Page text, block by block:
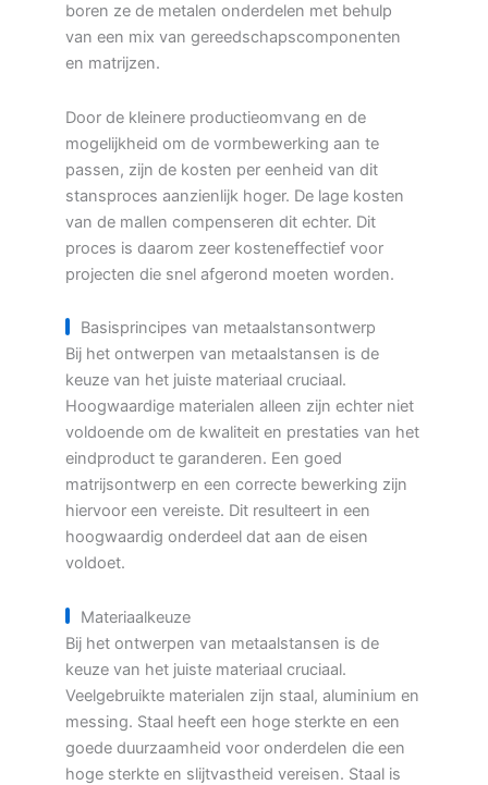
boren ze de metalen onderdelen met behulp
van een mix van gereedschapscomponenten
en matrijzen.
Door de kleinere productieomvang en de
mogelijkheid om de vormbewerking aan te
passen, zijn de kosten per eenheid van dit
stansproces aanzienlijk hoger. De lage kosten
van de mallen compenseren dit echter. Dit
proces is daarom zeer kosteneffectief voor
projecten die snel afgerond moeten worden.
Basisprincipes van metaalstansontwerp
Bij het ontwerpen van metaalstansen is de
keuze van het juiste materiaal cruciaal.
Hoogwaardige materialen alleen zijn echter niet
voldoende om de kwaliteit en prestaties van het
eindproduct te garanderen. Een goed
matrijsontwerp en een correcte bewerking zijn
hiervoor een vereiste. Dit resulteert in een
hoogwaardig onderdeel dat aan de eisen
voldoet.
Materiaalkeuze
Bij het ontwerpen van metaalstansen is de
keuze van het juiste materiaal cruciaal.
Veelgebruikte materialen zijn staal, aluminium en
messing. Staal heeft een hoge sterkte en een
goede duurzaamheid voor onderdelen die een
hoge sterkte en slijtvastheid vereisen. Staal is